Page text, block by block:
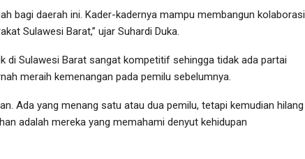
bagi daerah ini. Kader-kadernya mampu membangun kolaborasi
Sulawesi Barat,” ujar Suhardi Duka.
di Sulawesi Barat sangat kompetitif sehingga tidak ada partai
meraih kemenangan pada pemilu sebelumnya.
Ada yang menang satu atau dua pemilu, tetapi kemudian hilang
adalah mereka yang memahami denyut kehidupan